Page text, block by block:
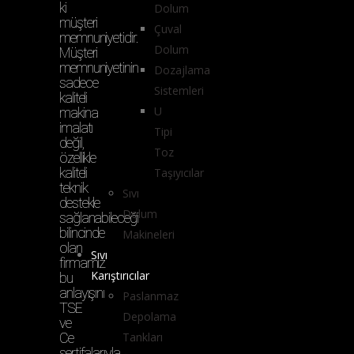
ki
müşteri
memnuniyetidir.
Müşteri
memnuniyetinin
sadece
kaliteli
makina
imalatı
değil,
özellikle
kaliteli
teknik
destekle
sağlanabileceği
bilincinde
olan
firmamız
bu
anlayışını
TSE
ve
Ce
Dolum
Çuval
Dolum
Dozajlama
Sistemleri
U
Tipi
Toz
Taşıyıcılar
Sıvı
Dolum
Makineleri
Sıvı
Karıştırıcılar
Paslanmaz
Depolama
Tankları